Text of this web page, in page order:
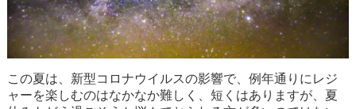
この夏は、新型コロナウイルスの影響で、例年通りにレジ
ャーを楽しむのはなかなか難しく、短くはありますが、夏